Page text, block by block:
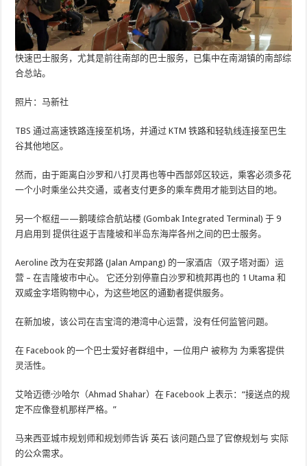
快速巴士服务，尤其是前往南部的巴士服务，已集中在南湖镇的南部综
合总站。
照片：马新社
TBS 通过高速铁路连接至机场，并通过 KTM 铁路和轻轨线连接至巴生
谷其他地区。
然而，由于距离白沙罗和八打灵再也等中西部郊区较远，乘客必须多花
一个小时乘坐公共交通，或者支付更多的乘车费用才能到达目的地。
另一个枢纽——鹅唛综合航站楼 (Gombak Integrated Terminal) 于 9
月启用 到 提供往返于吉隆坡和半岛东海岸各州之间的巴士服务。
Aeroline 改为在安邦路 (Jalan Ampang) 的一家酒店（双子塔对面）运
营 – 在吉隆坡市中心。
它还分别停靠白沙罗和梳邦再也的 1 Utama 和
双威金字塔购物中心，为这些地区的通勤者提供服务。
在新加坡，该公司在吉宝湾的港湾中心运营，没有任何监管问题。
在 Facebook 的一个巴士爱好者群组中，一位用户被称为 为乘客提供
灵活性。
艾哈迈德·沙哈尔（Ahmad Shahar）在 Facebook 上表示：“接送点的规
定不应像登机那样严格。”
马来西亚城市规划师和规划师告诉英石 该问题凸显了官僚规划与 实际
的公众需求。